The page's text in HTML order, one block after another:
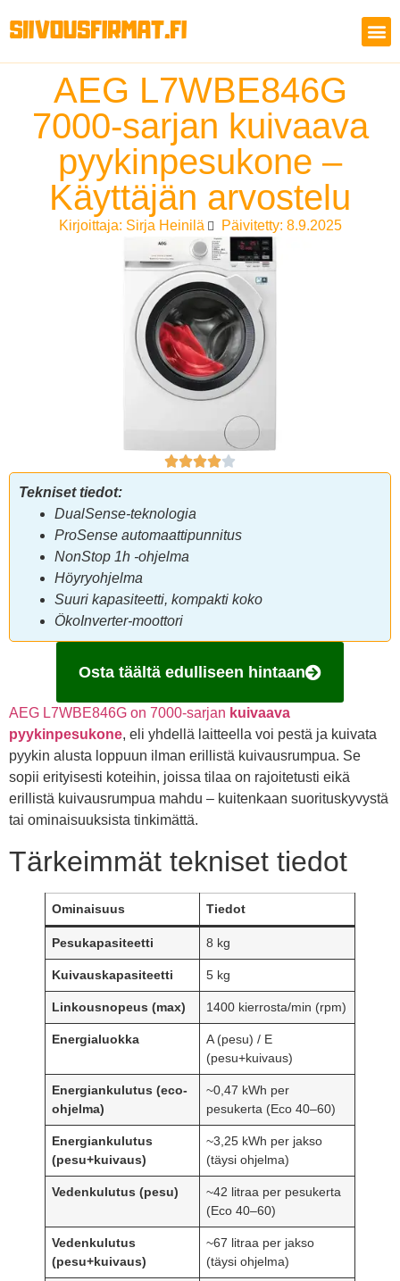
AEG L7WBE846G
7000-sarjan kuivaava
pyykinpesukone –
Käyttäjän arvostelu
Kirjoittaja: Sirja Heinilä Päivitetty: 8.9.2025
Tekniset tiedot:
DualSense-teknologia
ProSense automaattipunnitus
NonStop 1h -ohjelma
Höyryohjelma
Suuri kapasiteetti, kompakti koko
ÖkoInverter-moottori
Osta täältä edulliseen hintaan
AEG L7WBE846G on 7000-sarjan kuivaava
pyykinpesukone, eli yhdellä laitteella voi pestä ja kuivata
pyykin alusta loppuun ilman erillistä kuivausrumpua. Se
sopii erityisesti koteihin, joissa tilaa on rajoitetusti eikä
erillistä kuivausrumpua mahdu – kuitenkaan suorituskyvystä
tai ominaisuuksista tinkimättä.
Tärkeimmät tekniset tiedot
Ominaisuus Tiedot
Pesukapasiteetti 8 kg
Kuivauskapasiteetti 5 kg
Linkousnopeus (max) 1400 kierrosta/min (rpm)
Energialuokka
A (pesu) / E
(pesu+kuivaus)
Energiankulutus (eco-
ohjelma)
~0,47 kWh per
pesukerta (Eco 40–60)
Energiankulutus
(pesu+kuivaus)
~3,25 kWh per jakso
(täysi ohjelma)
Vedenkulutus (pesu)
~42 litraa per pesukerta
(Eco 40–60)
Vedenkulutus
(pesu+kuivaus)
~67 litraa per jakso
(täysi ohjelma)